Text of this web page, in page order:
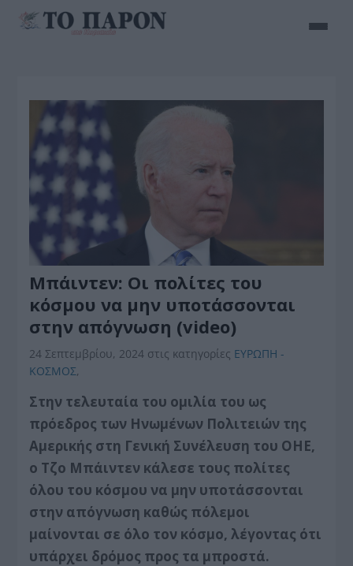
Μπάιντεν: Οι πολίτες του
κόσμου να μην υποτάσσονται
στην απόγνωση (video)
24 Σεπτεμβρίου, 2024 στις κατηγορίες ΕΥΡΩΠΗ -
ΚΟΣΜΟΣ,
Στην τελευταία του ομιλία του ως
πρόεδρος των Ηνωμένων Πολιτειών της
Αμερικής στη Γενική Συνέλευση του ΟΗΕ,
ο Τζο Μπάιντεν κάλεσε τους πολίτες
όλου του κόσμου να μην υποτάσσονται
στην απόγνωση καθώς πόλεμοι
μαίνονται σε όλο τον κόσμο, λέγοντας ότι
υπάρχει δρόμος προς τα μπροστά.